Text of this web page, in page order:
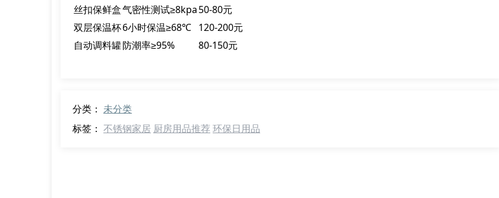
丝扣保鲜盒气密性测试≥8kpa50-80元
双层保温杯6小时保温≥68℃ 120-200元
自动调料罐防潮率≥95% 80-150元
分类： 未分类
标签： 不锈钢家居 厨房用品推荐环保日用品